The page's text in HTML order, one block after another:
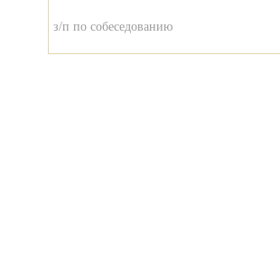
з/п по собеседованию